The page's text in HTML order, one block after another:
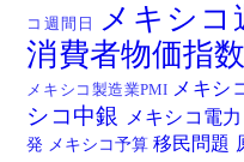
コ週間日 メキシコ
消費者物価指数
メキシコ製造業PMI メキシ
シコ中銀
メキシコ電力
発 メキシコ予算移民問題